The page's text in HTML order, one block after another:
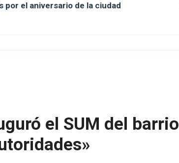
por el aniversario de la ciudad
el SUM del barrio